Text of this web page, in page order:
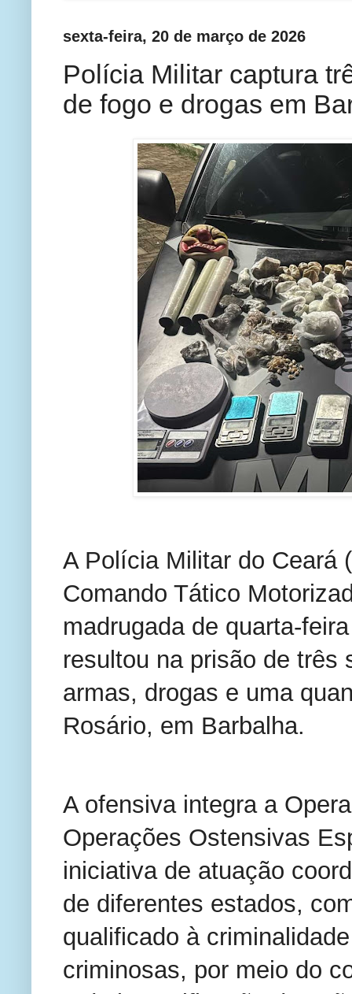
sexta-feira, 20 de março de 2026
Polícia Militar captura
de fogo e drogas em
A Polícia Militar do Ceará
Comando Tático
madrugada de quarta-
resultou na prisão de três
armas, drogas e uma
Rosário, em Barbalha.
A ofensiva integra a
Operações Ostensivas
iniciativa de atuação
de diferentes estados,
qualificado à
criminosas, por meio do